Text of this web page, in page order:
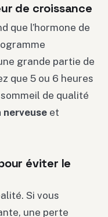
de croissance
que l’hormone de
grande partie de
que 5 ou 6 heures
de qualité
nerveuse et
éviter le
Si vous
une perte